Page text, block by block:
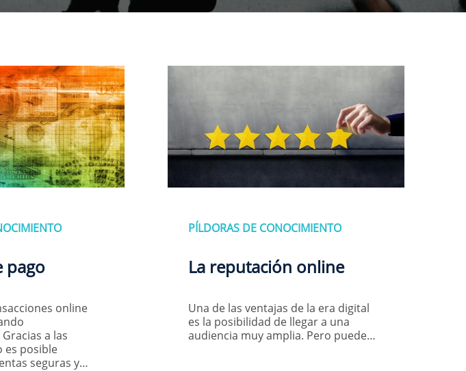
pago
online
a las
es posible
seguras y…
PÍLDORAS DE CONOCIMIENTO
La reputación online
Una de las ventajas de la era digital
es la posibilidad de llegar a una
audiencia muy amplia. Pero puede…